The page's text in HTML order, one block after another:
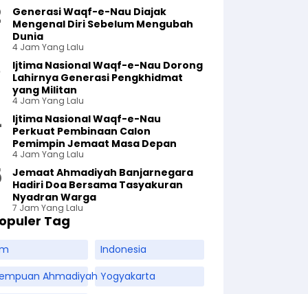
Generasi Waqf-e-Nau Diajak
Mengenal Diri Sebelum Mengubah
Dunia
4 Jam Yang Lalu
Ijtima Nasional Waqf-e-Nau Dorong
Lahirnya Generasi Pengkhidmat
yang Militan
4 Jam Yang Lalu
Ijtima Nasional Waqf-e-Nau
Perkuat Pembinaan Calon
Pemimpin Jemaat Masa Depan
4 Jam Yang Lalu
Jemaat Ahmadiyah Banjarnegara
Hadiri Doa Bersama Tasyakuran
Nyadran Warga
7 Jam Yang Lalu
Tag
Indonesia
Ahmadiyah Yogyakarta